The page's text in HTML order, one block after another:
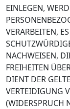
EINLEGEN,
VERARBEITEN,
NACHWEISEN,
FREIHEITEN
DIENT DER
VERTEIDIGUNG
(WIDERSPRUCH